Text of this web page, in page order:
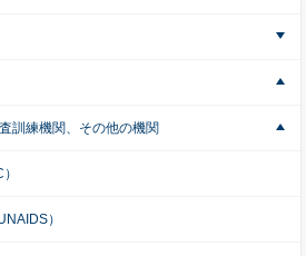
訓練機関、その他の機関
）